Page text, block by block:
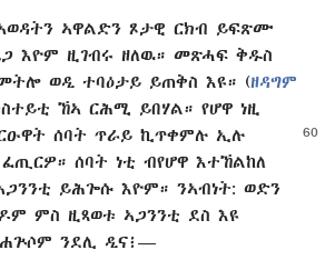
ኣዋልድን ጾታዊ ርክብ ይፍጽሙ
እዮም ዚገብሩ ዘለዉ። መጽሓፍ ቅዱስ
መትሎ ወዲ ተባዕታይ ይጠቅስ እዩ። (ዘዳግም
ኸኣ ርሕሚ ይበሃል። የሆዋ ነዚ
ሰባት ጥራይ ኪጥቀምሉ ኢሉ
ሰባት ነቲ ብየሆዋ እተኸልከለ
ይሕጐሱ እዮም። ንኣብነት: ወድን
ምስ ዚጻወቱ ኣጋንንቲ ደስ እዩ
ንደሊ ዲና፧⁠—